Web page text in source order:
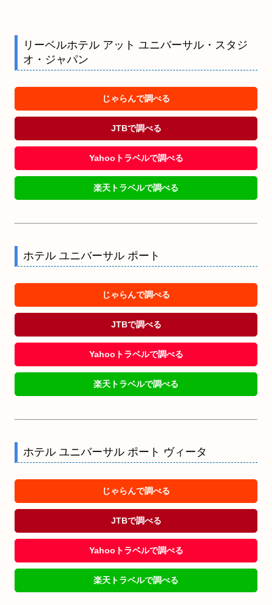
リーベルホテル アット ユニバーサル・スタジ
オ・ジャパン
じゃらんで調べる
JTBで調べる
Yahooトラベルで調べる
楽天トラベルで調べる
ホテル ユニバーサル ポート
じゃらんで調べる
JTBで調べる
Yahooトラベルで調べる
楽天トラベルで調べる
ホテル ユニバーサル ポート ヴィータ
じゃらんで調べる
JTBで調べる
Yahooトラベルで調べる
楽天トラベルで調べる